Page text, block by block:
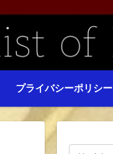
プライバシーポリシー